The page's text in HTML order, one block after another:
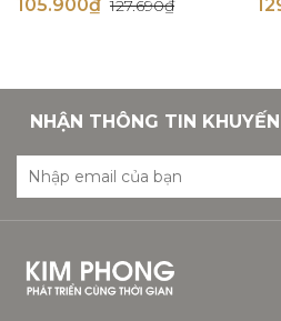
105.900₫127.690₫
NHẬN THÔNG TIN